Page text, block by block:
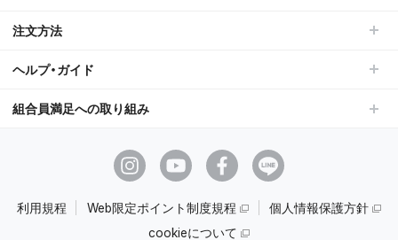
注文方法
ヘルプ・ガイド
組合員満足への取り組み
利用規程 Web限定ポイント制度規程
個人情報保護方針
cookieについて